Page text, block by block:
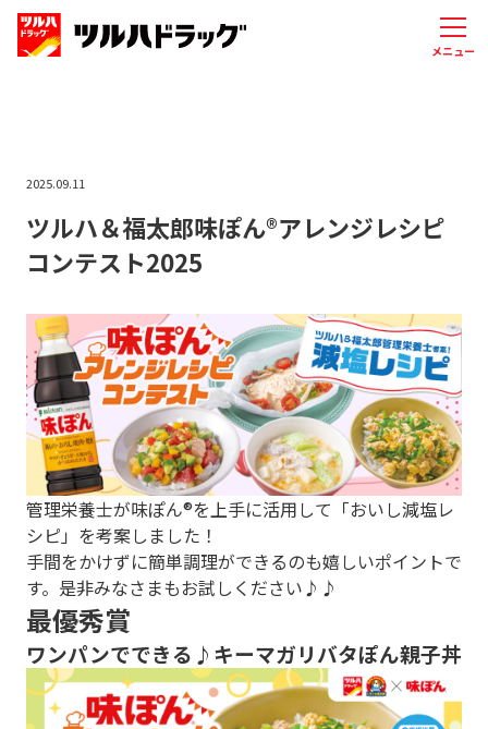
メニュー
2025.09.11
ツルハ＆福太郎味ぽん®アレンジレシピ
コンテスト2025
管理栄養士が味ぽん®を上手に活用して「おいし減塩レ
シピ」を考案しました！
手間をかけずに簡単調理ができるのも嬉しいポイントで
す。是非みなさまもお試しください♪♪
最優秀賞
ワンパンでできる♪キーマガリバタぽん親子丼